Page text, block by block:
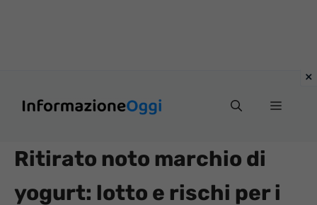
Menu
Ritirato noto marchio di
yogurt: lotto e rischi per i